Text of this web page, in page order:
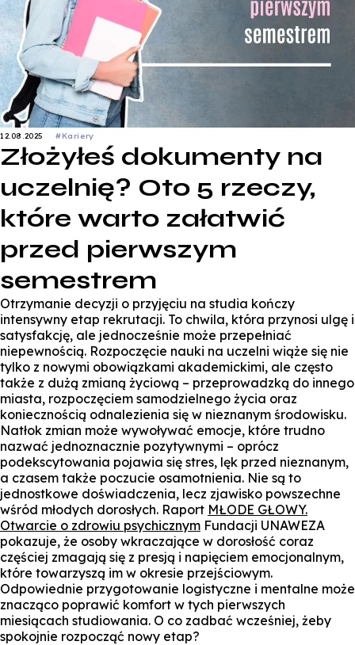
12.08.2025 #Kariery
Złożyłeś dokumenty na
uczelnię? Oto 5 rzeczy,
które warto załatwić
przed pierwszym
semestrem
Otrzymanie decyzji o przyjęciu na studia kończy
intensywny etap rekrutacji. To chwila, która przynosi ulgę i
satysfakcję, ale jednocześnie może przepełniać
niepewnością. Rozpoczęcie nauki na uczelni wiąże się nie
tylko z nowymi obowiązkami akademickimi, ale często
także z dużą zmianą życiową – przeprowadzką do innego
miasta, rozpoczęciem samodzielnego życia oraz
koniecznością odnalezienia się w nieznanym środowisku.
Natłok zmian może wywoływać emocje, które trudno
nazwać jednoznacznie pozytywnymi – oprócz
podekscytowania pojawia się stres, lęk przed nieznanym,
a czasem także poczucie osamotnienia. Nie są to
jednostkowe doświadczenia, lecz zjawisko powszechne
wśród młodych dorosłych. Raport MŁODE GŁOWY.
Otwarcie o zdrowiu psychicznym Fundacji UNAWEZA
pokazuje, że osoby wkraczające w dorosłość coraz
częściej zmagają się z presją i napięciem emocjonalnym,
które towarzyszą im w okresie przejściowym.
Odpowiednie przygotowanie logistyczne i mentalne może
znacząco poprawić komfort w tych pierwszych
miesiącach studiowania. O co zadbać wcześniej, żeby
spokojnie rozpocząć nowy etap?